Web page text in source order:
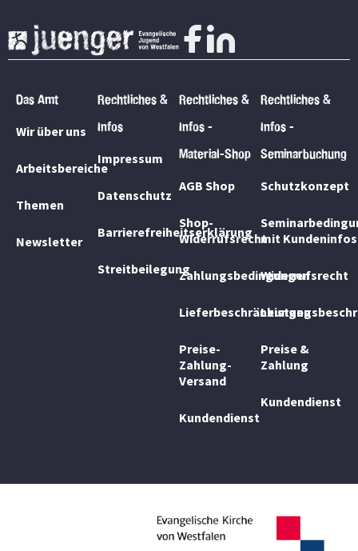
Das Amt
Wir über uns
Arbeitsbereiche
Themen
Newsletter
Rechtliches &
Infos
Impressum
Datenschutz
Barrierefreiheitserklärung
Streitbeilegung
Rechtliches &
Infos -
Material-Shop
AGB Shop
Shop-
Widerrufsrecht
Zahlungsbedingungen
Lieferbeschränkungen
Preise-
Zahlung-
Versand
Kundendienst
Rechtliches &
Infos -
Seminarbuchung
Schutzkonzept
mit Kundeninfos
Widerrufsrecht
Preise &
Zahlung
Kundendienst